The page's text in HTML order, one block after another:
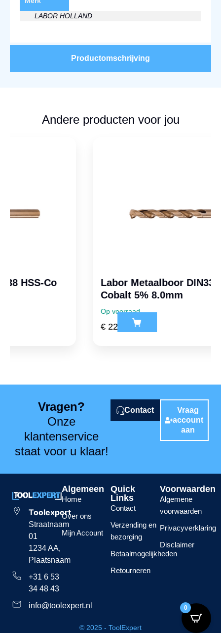
Productomschrijving
LABOR HOLLAND
Andere producten voor jou
Labor Metaalboor DIN338 HSS-Co
Cobalt 5% 8.0mm
Vragen?
Onze
klantenservice
staat voor u klaar!
Contact
Vraag
account
aan
Toolexpert
Straatnaam
01
1234 AA,
Plaatsnaam
+31 6 53
34 48 43
info@toolexpert.nl
Algemeen
Home
Over ons
Mijn Account
Quick
Links
Contact
Verzending en
bezorging
Betaalmogelijkheden
Retourneren
Voorwaarden
Algemene
voorwaarden
Privacyverklaring
Disclaimer
© 2025 - ToolExpert
0